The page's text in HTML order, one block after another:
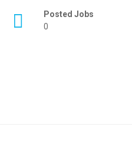
Posted Jobs
0